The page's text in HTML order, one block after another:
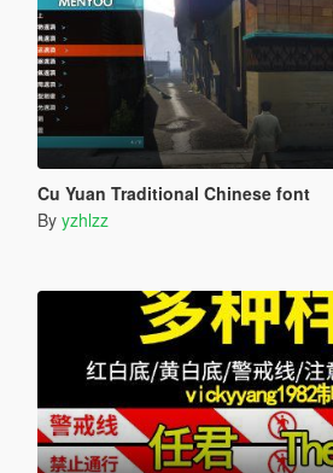
Cu Yuan Traditional Chinese font
By yzhlzz